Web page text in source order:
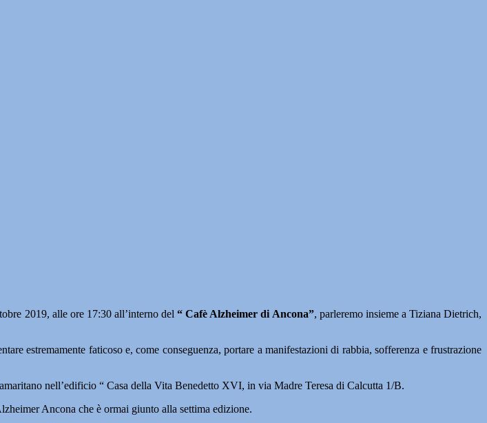
2019, alle ore 17:30 all’interno del“ Cafè Alzheimer di Ancona”, parleremo insieme a Tiziana Dietrich,
estremamente faticoso e, come conseguenza, portare a manifestazioni di rabbia, sofferenza e frustrazione
nell’edificio “ Casa della Vita Benedetto XVI, in via Madre Teresa di Calcutta 1/B.
Ancona che è ormai giunto alla settima edizione.